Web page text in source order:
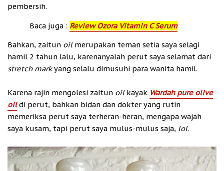
pembersih.
Baca juga : Review Ozora Vitamin C Serum
Bahkan, zaitun oilmerupakan teman setia saya selagi
hamil 2 tahun lalu, karenanyalah perut saya selamat dari
stretch markyang selalu dimusuhi para wanita hamil.
Karena rajin mengolesi zaitun oil kayak Wardah pure olive
oildi perut, bahkan bidan dan dokter yang rutin
memeriksa perut saya terheran-heran, mengapa wajah
saya kusam, tapi perut saya mulus-mulus saja, lol.